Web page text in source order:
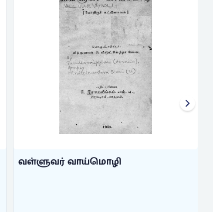
வள்ளுவர் வாய்மொழி